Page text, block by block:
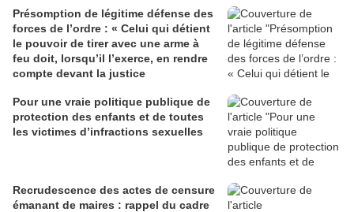
Présomption de légitime défense des
forces de l’ordre : « Celui qui détient
le pouvoir de tirer avec une arme à
feu doit, lorsqu’il l’exerce, en rendre
compte devant la justice
Pour une vraie politique publique de
protection des enfants et de toutes
les victimes d’infractions sexuelles
Recrudescence des actes de censure
émanant de maires : rappel du cadre